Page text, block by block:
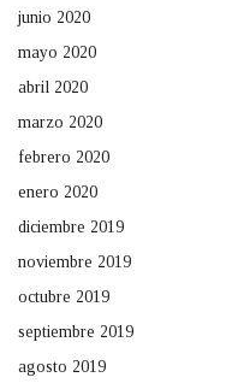
junio 2020
mayo 2020
abril 2020
marzo 2020
febrero 2020
enero 2020
diciembre 2019
noviembre 2019
octubre 2019
septiembre 2019
agosto 2019